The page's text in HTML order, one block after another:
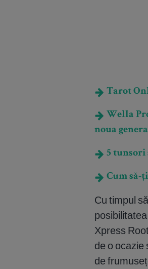
Tarot
Wella
noua
5 tunsori
Cum să-
Cu timpul
Xpress
de o
de